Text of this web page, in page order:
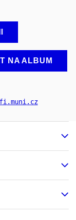
NA ALBUM
.muni.cz